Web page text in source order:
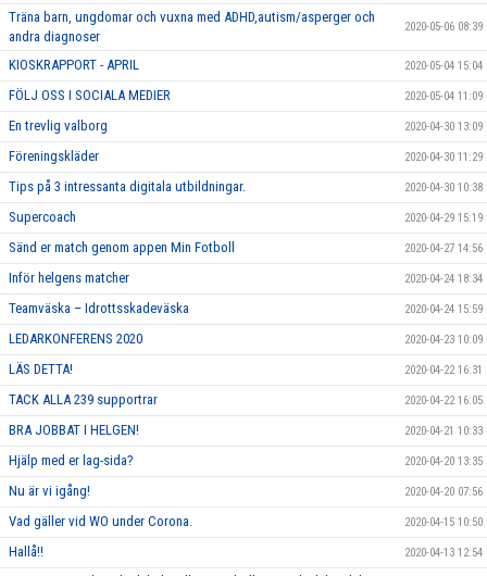
Träna barn, ungdomar och vuxna med ADHD,autism/asperger och
andra diagnoser
2020-05-06 08:39
KIOSKRAPPORT - APRIL 2020-05-04 15:04
FÖLJ OSS I SOCIALA MEDIER 2020-05-04 11:09
En trevlig valborg 2020-04-30 13:09
Föreningskläder 2020-04-30 11:29
Tips på 3 intressanta digitala utbildningar. 2020-04-30 10:38
Supercoach 2020-04-29 15:19
Sänd er match genom appen Min Fotboll 2020-04-27 14:56
Inför helgens matcher 2020-04-24 18:34
Teamväska – Idrottsskadeväska 2020-04-24 15:59
LEDARKONFERENS 2020 2020-04-23 10:09
LÄS DETTA! 2020-04-22 16:31
TACK ALLA 239 supportrar 2020-04-22 16:05
BRA JOBBAT I HELGEN! 2020-04-21 10:33
Hjälp med er lag-sida? 2020-04-20 13:35
Nu är vi igång! 2020-04-20 07:56
Vad gäller vid WO under Corona. 2020-04-15 10:50
Hallå!! 2020-04-13 12:54